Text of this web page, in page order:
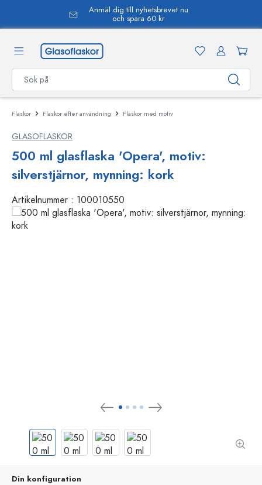
Anmäl dig till nyhetsbrevet nu
och spara 60 kr
Flaskor Flaskor efter användning Flaskor med motiv
GLASOFLASKOR
500 ml glasflaska 'Opera', motiv:
silverstjärnor, mynning: kork
Artikelnummer : 100010550
Din konfiguration